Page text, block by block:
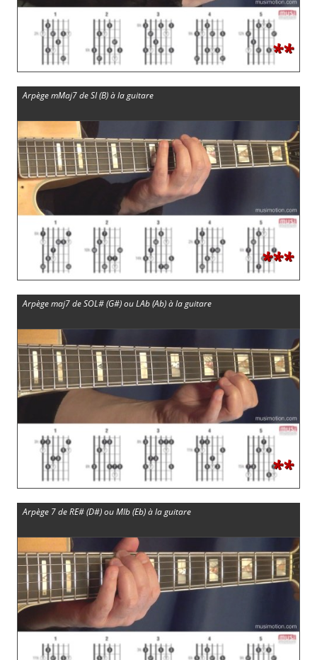
**
Arpège mMaj7 de SI (B) à la guitare
***
Arpège maj7 de SOL# (G#) ou LAb (Ab) à la guitare
**
Arpège 7 de RE# (D#) ou MIb (Eb) à la guitare